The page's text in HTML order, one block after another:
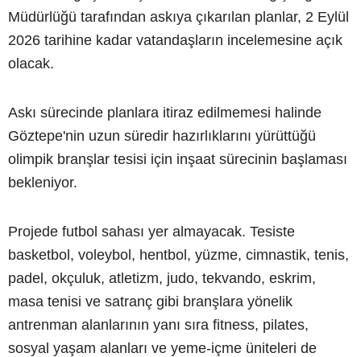
Müdürlüğü tarafından askıya çıkarılan planlar, 2 Eylül
2026 tarihine kadar vatandaşların incelemesine açık
olacak.
Askı sürecinde planlara itiraz edilmemesi halinde
Göztepe'nin uzun süredir hazırlıklarını yürüttüğü
olimpik branşlar tesisi için inşaat sürecinin başlaması
bekleniyor.
Projede futbol sahası yer almayacak. Tesiste
basketbol, voleybol, hentbol, yüzme, cimnastik, tenis,
padel, okçuluk, atletizm, judo, tekvando, eskrim,
masa tenisi ve satranç gibi branşlara yönelik
antrenman alanlarının yanı sıra fitness, pilates,
sosyal yaşam alanları ve yeme-içme üniteleri de